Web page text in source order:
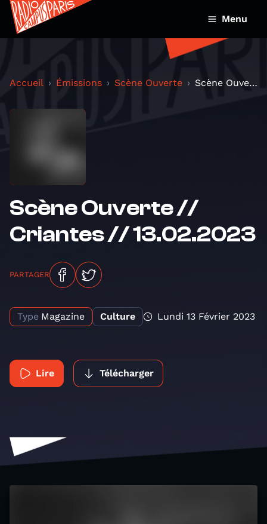
Menu
Accueil Émissions Scène Ouverte Scène Ouverte // Criantes // 13.02.2023
Scène Ouverte //
Criantes // 13.02.2023
PARTAGER
Type Magazine Culture Lundi 13 Février 2023
Lire Télécharger